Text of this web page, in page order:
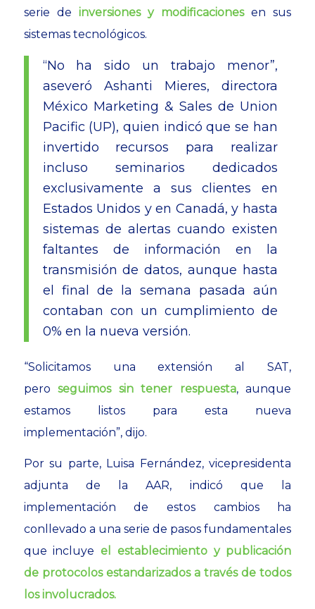
serie de inversiones y modificacionesen sus
sistemas tecnológicos.
“No ha sido un trabajo menor”,
aseveró Ashanti Mieres, directora
México Marketing & Sales de Union
Pacific (UP), quien indicó que se han
invertido recursos para realizar
incluso seminarios dedicados
exclusivamente a sus clientes en
Estados Unidos y en Canadá, y hasta
sistemas de alertas cuando existen
faltantes de información en la
transmisión de datos, aunque hasta
el final de la semana pasada aún
contaban con un cumplimiento de
0% en la nueva versión.
“Solicitamos una extensión al SAT,
peroseguimos sin tener respuesta, aunque
estamos listos para esta nueva
implementación”, dijo.
Por su parte, Luisa Fernández, vicepresidenta
adjunta de la AAR, indicó que la
implementación de estos cambios ha
conllevado a una serie de pasos fundamentales
que incluyeel establecimiento y publicación
de protocolos estandarizados a través de todos
los involucrados.